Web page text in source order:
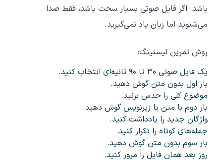
باشد. اگر فایل صوتی بسیار سخت باشد، فقط صدا
می‌شنوید اما زبان یاد نمی‌گیرید.
روش تمرین لیسنینگ:
یک فایل صوتی ۳۰ تا ۹۰ ثانیه‌ای انتخاب کنید.
بار اول بدون متن گوش دهید.
موضوع کلی را حدس بزنید.
بار دوم با متن یا زیرنویس گوش دهید.
واژگان جدید را یادداشت کنید.
جمله‌های کوتاه را تکرار کنید.
بار سوم بدون متن گوش دهید.
روز بعد همان فایل را مرور کنید.